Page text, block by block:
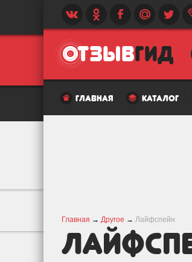
главная каталог
Главная → Другое → Лайфспейн